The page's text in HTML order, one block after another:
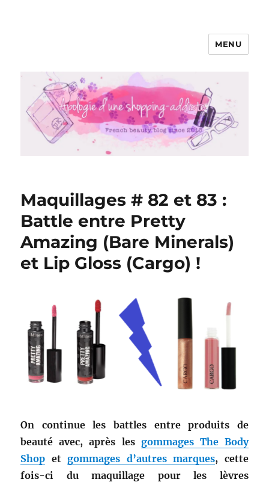
Apologie d'une Shopping-addicte
MENU
Maquillages # 82 et 83 :
Battle entre Pretty
Amazing (Bare Minerals)
et Lip Gloss (Cargo) !
On continue les battles entre produits de
beauté avec, après les gommages The Body
Shop etgommages d’autres marques, cette
fois-ci du maquillage pour les lèvres